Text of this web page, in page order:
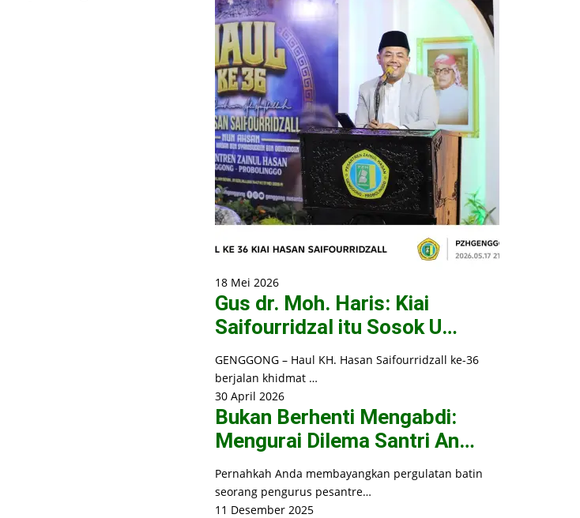
18 Mei 2026
Gus dr. Moh. Haris: Kiai
Saifourridzal itu Sosok U…
GENGGONG – Haul KH. Hasan Saifourridzall ke-36
berjalan khidmat …
30 April 2026
Bukan Berhenti Mengabdi:
Mengurai Dilema Santri An…
Pernahkah Anda membayangkan pergulatan batin
seorang pengurus pesantre…
11 Desember 2025